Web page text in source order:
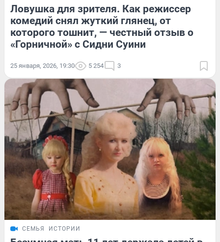
Ловушка для зрителя. Как режиссер
комедий снял жуткий глянец, от
которого тошнит, — честный отзыв о
«Горничной» с Сидни Суини
25 января, 2026, 19:30 5 254 3
СЕМЬЯ ИСТОРИИ